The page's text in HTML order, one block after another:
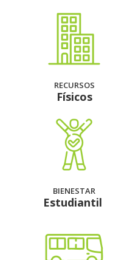
RECURSOS
Físicos
BIENESTAR
Estudiantil